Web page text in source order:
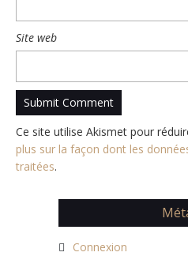
Site web
Ce site utilise Akismet pour
plus sur la façon dont les
traitées.
Connexion